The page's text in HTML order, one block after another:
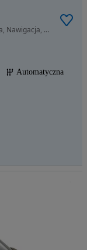
45 KM • Salon PL, Pierwszy właściciel, Klimatyzacja, Nawigacja, CarPlay
Automatyczna